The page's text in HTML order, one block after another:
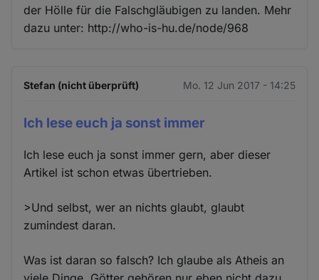
der Hölle für die Falschgläubigen zu landen. Mehr
dazu unter: http://who-is-hu.de/node/968
Stefan (nicht überprüft) Mo. 12 Jun 2017 - 14:25
Ich lese euch ja sonst immer
Ich lese euch ja sonst immer gern, aber dieser
Artikel ist schon etwas übertrieben.
>Und selbst, wer an nichts glaubt, glaubt
zumindest daran.
Was ist daran so falsch? Ich glaube als Atheis an